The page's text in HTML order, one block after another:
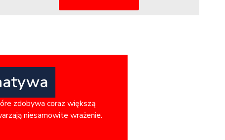
zdobywa coraz większą
niesamowite wrażenie.